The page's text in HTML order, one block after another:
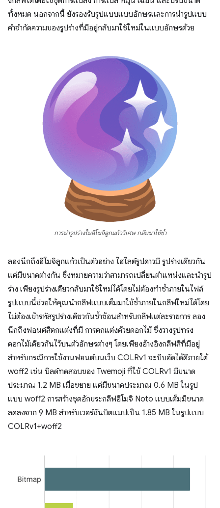
ทั้งหมด นอกจากนี้ ยังรองรับรูปแบบแบบอักษรและการนำรูปแบบ
คำจำกัดความของรูปร่างที่มีอยู่กลับมาใช้ใหม่ในแบบอักษรด้วย
การนำรูปร่างในอีโมจิลูกแก้ววิเศษ กลับมาใช้ซ้ำ
ลองนึกถึงอีโมจิลูกแก้วเป็นตัวอย่าง ไฮไลต์รูปดาวมี รูปร่างเดียวกัน
แต่มีขนาดต่างกัน ซึ่งหมายความว่าสามารถเปลี่ยนตำแหน่งและนำรูป
ร่าง เพียงรูปร่างเดียวกลับมาใช้ใหม่ได้โดยไม่ต้องทำซ้ำภายในไฟล์
รูปแบบนี้ช่วยให้คุณนำกลีฟแบบเต็มมาใช้ซ้ำภายในกลีฟใหม่ได้โดย
ไม่ต้องเข้ารหัสรูปร่างเดียวกันซ้ำซ้อนสำหรับกลีฟแต่ละรายการ ลอง
นึกถึงฟอนต์สีตกแต่งที่มี การตกแต่งด้วยดอกไม้ ซึ่งวางรูปทรง
ดอกไม้เดียวกันไว้บนตัวอักษรต่างๆ โดยเพียงอ้างอิงกลีฟสีที่มีอยู่
สำหรับกรณีการใช้งานฟอนต์บนเว็บ COLRv1 จะบีบอัดได้ดีภายใต้
woff2 เช่น บิลด์ทดสอบของ Twemoji ที่ใช้ COLRv1 มีขนาด
ประมาณ 1.2 MB เมื่อขยาย แต่มีขนาดประมาณ 0.6 MB ในรูป
แบบ woff2 การสร้างชุดอักขระกลีฟอีโมจิ Noto แบบเต็มมีขนาด
ลดลงจาก 9 MB สำหรับเวอร์ชันบิตแมปเป็น 1.85 MB ในรูปแบบ
COLRv1+woff2